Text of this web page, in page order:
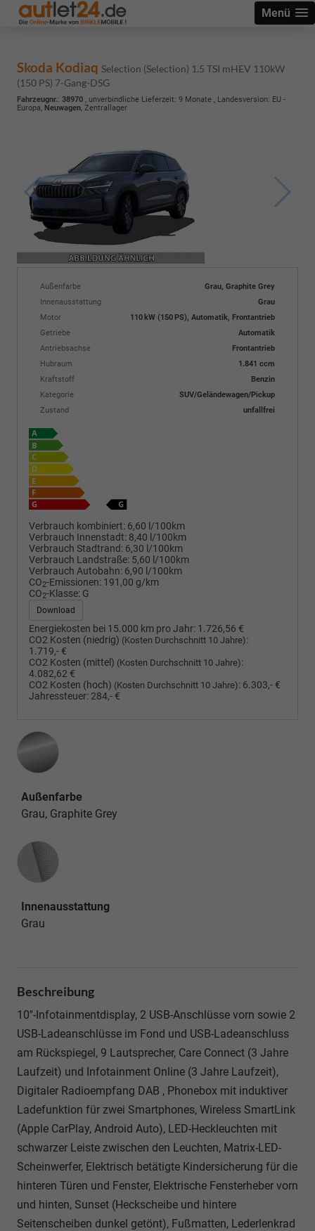
Menü
Skoda Kodiaq Selection (Selection) 1.5 TSI mHEV 110kW
(150 PS) 7-Gang-DSG
Fahrzeugnr.: 38970 , unverbindliche Lieferzeit: 9 Monate , Landesversion: EU -
Europa, Neuwagen, Zentrallager
Außenfarbe
Grau, Graphite Grey
Innenausstattung
Grau
Motor
110 kW (150 PS), Automatik, Frontantrieb
Getriebe
Automatik
Antriebsachse
Frontantrieb
Hubraum
1.841 ccm
Kraftstoff
Benzin
Kategorie
SUV/Geländewagen/Pickup
Zustand
unfallfrei
Verbrauch kombiniert: 6,60 l/100km
Verbrauch Innenstadt: 8,40 l/100km
Verbrauch Stadtrand: 6,30 l/100km
Verbrauch Landstraße: 5,60 l/100km
Verbrauch Autobahn: 6,90 l/100km
CO2-Emissionen: 191,00 g/km
CO2-Klasse: G
Download
Energiekosten bei 15.000 km pro Jahr: 1.726,56 €
CO2 Kosten (niedrig) (Kosten Durchschnitt 10 Jahre):
1.719,- €
CO2 Kosten (mittel) (Kosten Durchschnitt 10 Jahre):
4.082,62 €
CO2 Kosten (hoch) (Kosten Durchschnitt 10 Jahre): 6.303,- €
Jahressteuer: 284,- €
Außenfarbe
Grau, Graphite Grey
Innenausstattung
Innenausstattung
Grau
Beschreibung
10''-Infotainmentdisplay, 2 USB-Anschlüsse vorn sowie 2
USB-Ladeanschlüsse im Fond und USB-Ladeanschluss
am Rückspiegel, 9 Lautsprecher, Care Connect (3 Jahre
Laufzeit) und Infotainment Online (3 Jahre Laufzeit),
Digitaler Radioempfang DAB , Phonebox mit induktiver
Ladefunktion für zwei Smartphones, Wireless SmartLink
(Apple CarPlay, Android Auto), LED-Heckleuchten mit
schwarzer Leiste zwischen den Leuchten, Matrix-LED-
Scheinwerfer, Elektrisch betätigte Kindersicherung für die
hinteren Türen und Fenster, Elektrische Fensterheber vorn
und hinten, Sunset (Heckscheibe und hintere
Seitenscheiben dunkel getönt), Fußmatten, Lederlenkrad